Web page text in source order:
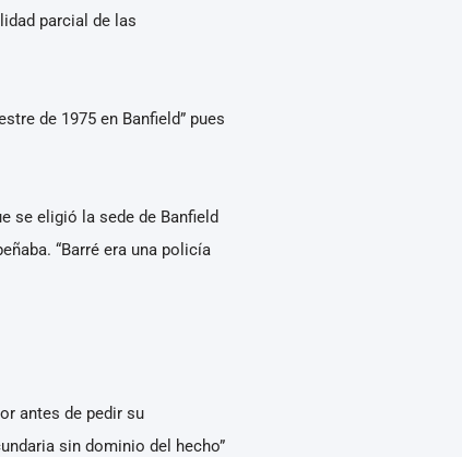
parcial de las
de 1975 en Banfield” pues
se eligió la sede de Banfield
“Barré era una policía
antes de pedir su
sin dominio del hecho”